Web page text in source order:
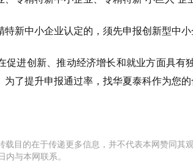
中小企业认定的，须先申报创新型中小
创新、推动经济增长和就业方面具有
了提升申报通过率，找华夏泰科作为您的
目的在于传递更多信息，并不代表本网赞同其
与本网联系。